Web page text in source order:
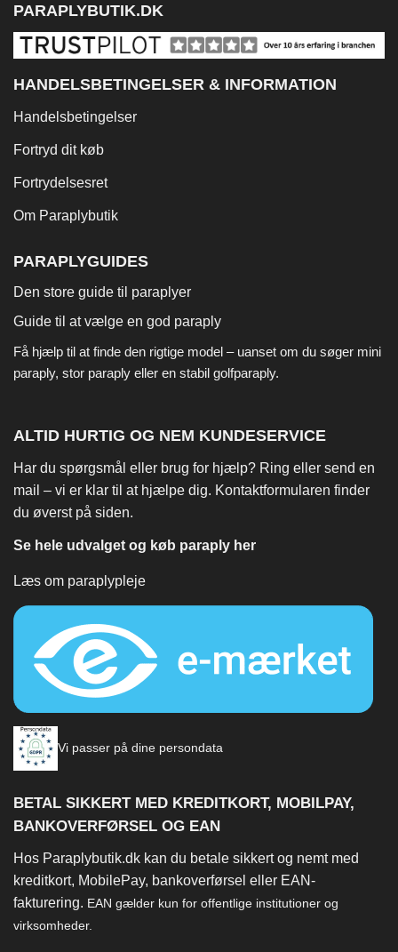
PARAPLYBUTIK.DK
HANDELSBETINGELSER & INFORMATION
Handelsbetingelser
Fortryd dit køb
Fortrydelsesret
Om Paraplybutik
PARAPLYGUIDES
Den store guide til paraplyer
Guide til at vælge en god paraply
Få hjælp til at finde den rigtige model – uanset om du søger mini
paraply, stor paraply eller en stabil golfparaply.
ALTID HURTIG OG NEM KUNDESERVICE
Har du spørgsmål eller brug for hjælp? Ring eller send en
mail – vi er klar til at hjælpe dig. Kontaktformularen finder
du øverst på siden.
Se hele udvalget og køb paraply her
Læs om paraplypleje
Vi passer på dine persondata
BETAL SIKKERT MED KREDITKORT, MOBILPAY,
BANKOVERFØRSEL OG EAN
Hos Paraplybutik.dk kan du betale sikkert og nemt med
kreditkort, MobilePay, bankoverførsel eller EAN-
fakturering. EAN gælder kun for offentlige institutioner og
virksomheder.